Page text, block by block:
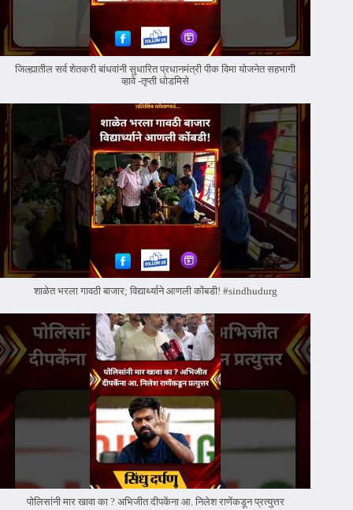
जिल्ह्यातील सर्व शेतकरी बांधवांनी सुधारित प्रधानमंत्री पीक विमा योजनेत सहभागी
व्हावे -तृप्ती धोडमिसे
शाळेत भरला गावठी बाजार; विद्यार्थ्याने आणली कोंबडी! #sindhudurg
पोलिसांनी मार खावा का ? अभिजीत दीपकेंना आ. निलेश राणेंकडून प्रत्युत्तर